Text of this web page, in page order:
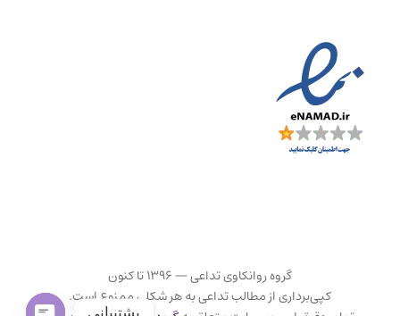
گروه روانکاوی تداعی — ۱۳۹۶ تا کنون
کپی‌برداری از مطالب تداعی به هر شکلی ممنوع است.
پشتیبانی